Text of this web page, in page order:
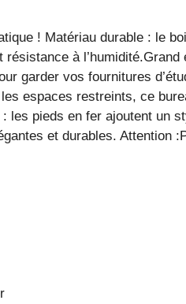
! Matériau durable : le
à
garder vos fournitures
espaces restreints, ce
les pieds en fer ajoutent un
et durables. Attention